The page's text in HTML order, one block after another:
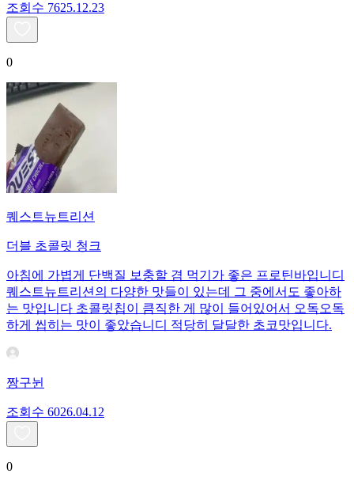
조회수 7625.12.23
0
퀘스트뉴트리션
더블 초콜릿 청크
아침에 가볍게 단백질 보충할 겸 먹기가 좋은 프로틴바입니디
퀘스트뉴트리션의 다양한 맛들이 있는데 그 중에서도 좋아하
는 맛입니다 초콜릿칩이 큼직한 게 많이 들어있어서 오독오독
하게 씹히는 맛이 좋았습니디 적당히 달달한 초코맛입니다.
짱구뉜
조회수 6026.04.12
0